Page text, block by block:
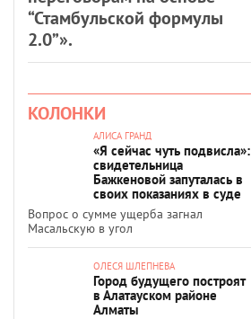
“Стамбульской формулы
2.0”».
КОЛОНКИ
АЛИСА ГРАНД
«Я сейчас чуть подвисла»:
свидетельница
Бажкеновой запуталась в
своих показаниях в суде
Вопрос о сумме ущерба загнал
Масальскую в угол
ОЛЕСЯ ШЛЕПНЕВА
Город будущего построят
в Алатауском районе
Алматы